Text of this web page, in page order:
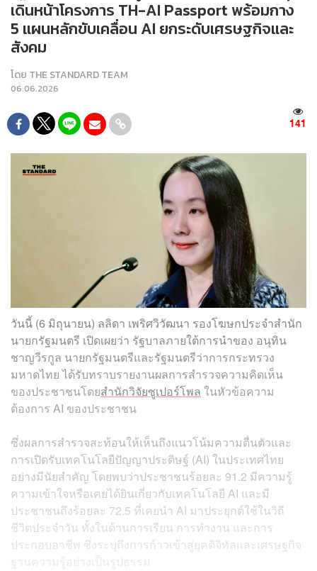
เดินหน้าโครงการ TH-AI Passport พร้อมกาง
5 แผนหลักขับเคลื่อน AI ยกระดับเศรษฐกิจและ
สังคม
โดย THE STANDARD TEAM
06.06.2026
141
วันนี้ (6 มิถุนายน) ลลิดา เพริศวิวัฒนา รองโฆษกประจำสำนัก
นายกรัฐมนตรี เปิดเผยว่า รัฐบาลภายใต้การนำของ อนุทิน
ชาญวีรกูล นายกรัฐมนตรีและรัฐมนตรีว่าการกระทรวง
มหาดไทย ได้รับทราบรายงานผลการสำรวจความคิดเห็น
ของประชาชนโดยสำนักวิจัยซูเปอร์โพล ในหัวข้อความ
ต้องการ AI ของประชาชน
ซึ่งผลการสำรวจสะท้อนให้เห็นถึงแนวโน้มความตื่นตัวและ
การเปิดรับเทคโนโลยีปัญญาประดิษฐ์ (AI) ในประเทศไทย
อย่างมีนัยสำคัญ โดยพบว่าประชาชนร้อยละ 91.2 มีความรู้
ความเข้าใจหรือเคยได้ยินเกี่ยวกับเทคโนโลยี AI และมี
ประชาชนถึงร้อยละ 72.5 ที่เคยนำ AI มาประยุกต์ใช้ในวิถี
ชีวิตประจำวัน ทั้งในด้านการเรียน การทำงาน และการ
ประกอบอาชีพ ซึ่งระบุถึงการก้าวเข้าสู่ยุคดิจิทัลและเศรษฐกิจ
ฐานความรู้อย่างเป็นรูปธรรม